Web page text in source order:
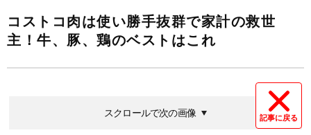
コストコ肉は使い勝手抜群で家計の救世
主！牛、豚、鶏のベストはこれ
記事に戻る
スクロールで次の画像